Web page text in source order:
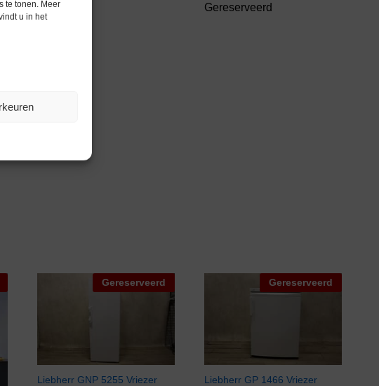
te tonen. Meer
u in het
Gereserveerd
Gereserveerd
Liebherr GNP 5255 Vriezer
Gereserveerd
Liebherr GP 1466 Vriezer